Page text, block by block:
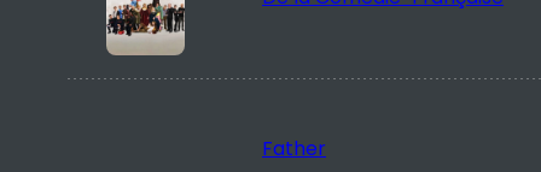
Father